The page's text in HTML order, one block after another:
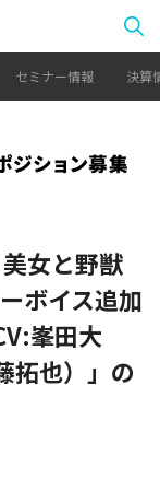
セミナー情報 決算
女と野獣
ボイス追加
峯田大
拓也）」の